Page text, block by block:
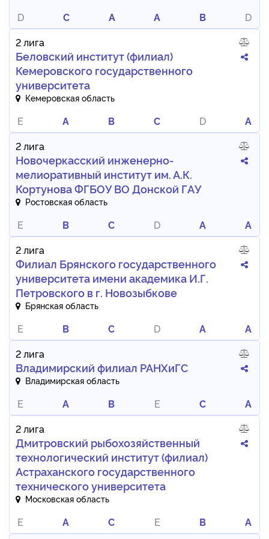
D C A A B
D
2 лига
Беловский институт (филиал)
Кемеровского государственного
университета
Кемеровская область
E A B C D
A
2 лига
Новочеркасский инженерно-
мелиоративный институт им. А.К.
Кортунова ФГБОУ ВО Донской ГАУ
Ростовская область
E B C D A
A
2 лига
Филиал Брянского государственного
университета имени академика И.Г.
Петровского в г. Новозыбкове
Брянская область
E B C D A
A
2 лига
Владимирский филиал РАНХиГС
Владимирская область
E A B E C
A
2 лига
Дмитровский рыбохозяйственный
технологический институт (филиал)
Астраханского государственного
технического университета
Московская область
E A C E B
A